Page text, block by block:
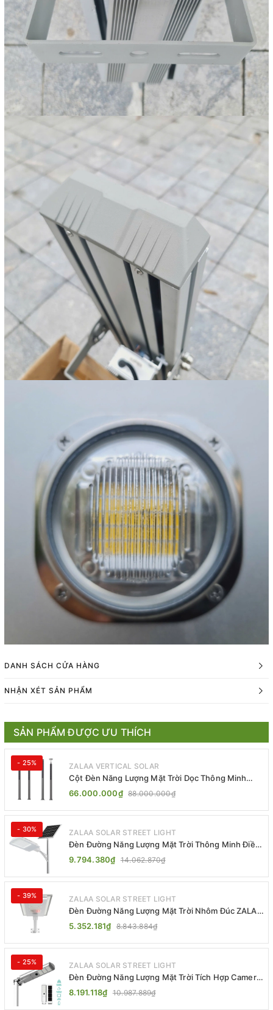
DANH SÁCH CỬA HÀNG
NHẬN XÉT SẢN PHẨM
SẢN PHẨM ĐƯỢC ƯU THÍCH
- 25% ZALAA VERTICAL SOLAR
Cột Đèn Năng Lượng Mặt Trời Dọc Thông Minh
ZSR-YYDS-360 | ZALAA Jsc
66.000.000₫ 88.000.000₫
- 30% ZALAA SOLAR STREET LIGHT
Đèn Đường Năng Lượng Mặt Trời Thông Minh Điều
Khiển MPPT ZL-GMX01 ZALAA
9.794.380₫ 14.062.870₫
- 39% ZALAA SOLAR STREET LIGHT
Đèn Đường Năng Lượng Mặt Trời Nhôm Đúc ZALAA
ZL-BWH Cao Cấp IP65
5.352.181₫ 8.843.884₫
- 25% ZALAA SOLAR STREET LIGHT
Đèn Đường Năng Lượng Mặt Trời Tích Hợp Camera
ZALAA ZL-BJ04-CCTV (80W, IP65)
8.191.118₫ 10.987.889₫